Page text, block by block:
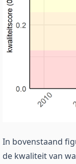
In bovenstaand
de kwaliteit van